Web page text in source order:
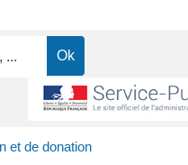
et de donation